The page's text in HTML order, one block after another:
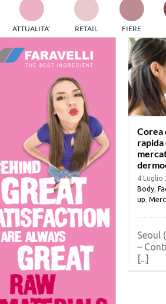
ATTUALITA’ RETAIL FIERE
Corea
4 Luglio
Body,
up
Seoul
–
[...]